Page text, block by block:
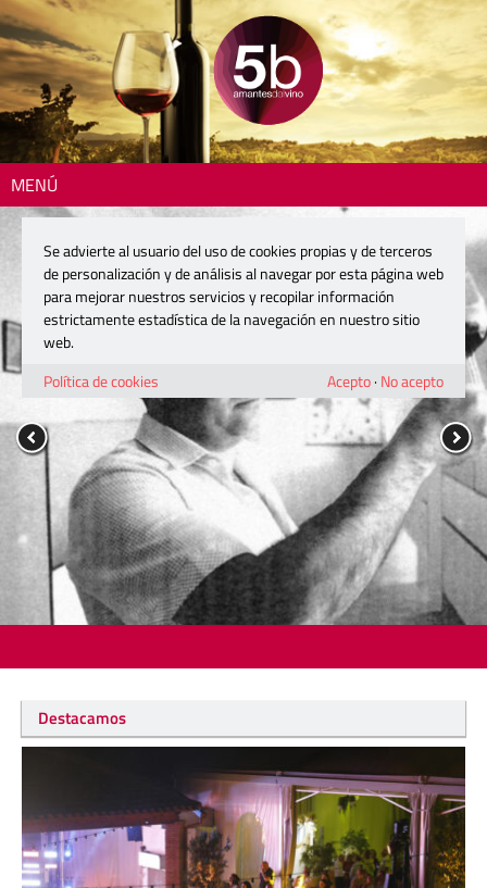
MENÚ
Destacamos
Se advierte al usuario del uso de cookies propias y de terceros
de personalización y de análisis al navegar por esta página web
para mejorar nuestros servicios y recopilar información
estrictamente estadística de la navegación en nuestro sitio
web.
Política de cookies
Acepto· No acepto